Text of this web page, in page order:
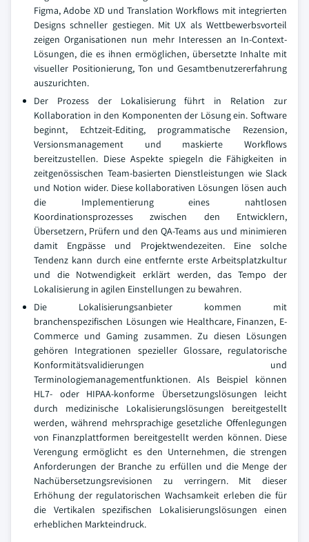
Figma, Adobe XD und Translation Workflows mit integrierten
Designs schneller gestiegen. Mit UX als Wettbewerbsvorteil
zeigen Organisationen nun mehr Interessen an In-Context-
Lösungen, die es ihnen ermöglichen, übersetzte Inhalte mit
visueller Positionierung, Ton und Gesamtbenutzererfahrung
auszurichten.
Der Prozess der Lokalisierung führt in Relation zur
Kollaboration in den Komponenten der Lösung ein. Software
beginnt, Echtzeit-Editing, programmatische Rezension,
Versionsmanagement und maskierte Workflows
bereitzustellen. Diese Aspekte spiegeln die Fähigkeiten in
zeitgenössischen Team-basierten Dienstleistungen wie Slack
und Notion wider. Diese kollaborativen Lösungen lösen auch
die Implementierung eines nahtlosen
Koordinationsprozesses zwischen den Entwicklern,
Übersetzern, Prüfern und den QA-Teams aus und minimieren
damit Engpässe und Projektwendezeiten. Eine solche
Tendenz kann durch eine entfernte erste Arbeitsplatzkultur
und die Notwendigkeit erklärt werden, das Tempo der
Lokalisierung in agilen Einstellungen zu bewahren.
Die Lokalisierungsanbieter kommen mit
branchenspezifischen Lösungen wie Healthcare, Finanzen, E-
Commerce und Gaming zusammen. Zu diesen Lösungen
gehören Integrationen spezieller Glossare, regulatorische
Konformitätsvalidierungen und
Terminologiemanagementfunktionen. Als Beispiel können
HL7- oder HIPAA-konforme Übersetzungslösungen leicht
durch medizinische Lokalisierungslösungen bereitgestellt
werden, während mehrsprachige gesetzliche Offenlegungen
von Finanzplattformen bereitgestellt werden können. Diese
Verengung ermöglicht es den Unternehmen, die strengen
Anforderungen der Branche zu erfüllen und die Menge der
Nachübersetzungsrevisionen zu verringern. Mit dieser
Erhöhung der regulatorischen Wachsamkeit erleben die für
die Vertikalen spezifischen Lokalisierungslösungen einen
erheblichen Markteindruck.